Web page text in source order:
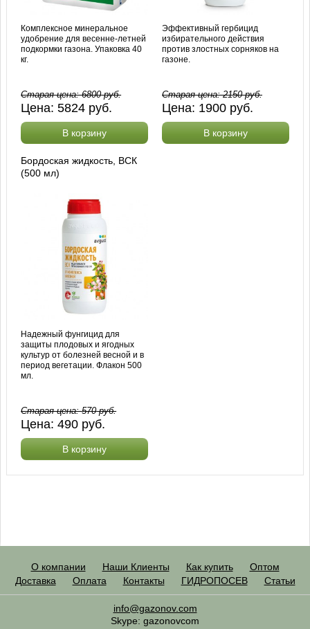
Комплексное минеральное
удобрение для весенне-летней
подкормки газона. Упаковка 40
кг.
Старая цена:6800руб.
Цена:5824 руб.
В корзину
Эффективный гербицид
избирательного действия
против злостных сорняков на
газоне.
Старая цена:2150руб.
Цена: 1900 руб.
В корзину
Бордоская жидкость, ВСК
(500 мл)
Надежный фунгицид для
защиты плодовых и ягодных
культур от болезней весной и в
период вегетации. Флакон 500
мл.
Старая цена:570руб.
Цена:490 руб.
В корзину
О компании Наши Клиенты Как купить
Оптом
Доставка
Оплата Контакты ГИДРОПОСЕВ Статьи
info@gazonov.com
Skype: gazonovcom